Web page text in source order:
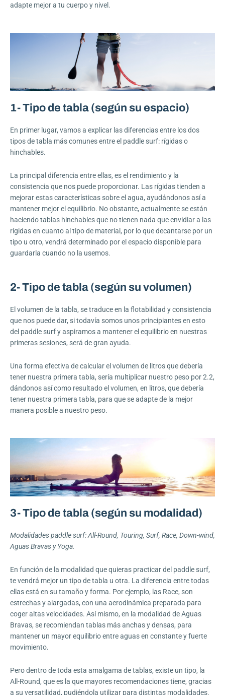
adapte mejor a tu cuerpo y nivel.
1- Tipo de tabla (según su espacio)
En primer lugar, vamos a explicar las diferencias entre los dos
tipos de tabla más comunes entre el paddle surf: rígidas o
hinchables.
La principal diferencia entre ellas, es el rendimiento y la
consistencia que nos puede proporcionar. Las rígidas tienden a
mejorar estas características sobre el agua, ayudándonos así a
mantener mejor el equilibrio. No obstante, actualmente se están
haciendo tablas hinchables que no tienen nada que envidiar a las
rígidas en cuanto al tipo de material, por lo que decantarse por un
tipo u otro, vendrá determinado por el espacio disponible para
guardarla cuando no la usemos.
2- Tipo de tabla (según su volumen)
El volumen de la tabla, se traduce en la flotabilidad y consistencia
que nos puede dar, si todavía somos unos principiantes en esto
del paddle surf y aspiramos a mantener el equilibrio en nuestras
primeras sesiones, será de gran ayuda.
Una forma efectiva de calcular el volumen de litros que debería
tener nuestra primera tabla, sería multiplicar nuestro peso por 2.2,
dándonos así como resultado el volumen, en litros, que debería
tener nuestra primera tabla, para que se adapte de la mejor
manera posible a nuestro peso.
3- Tipo de tabla (según su modalidad)
Modalidades paddle surf:All-Round, Touring, Surf, Race, Down-wind,
Aguas Bravas y Yoga.
En función de la modalidad que quieras practicar del paddle surf,
te vendrá mejor un tipo de tabla u otra. La diferencia entre todas
ellas está en su tamaño y forma. Por ejemplo, las Race, son
estrechas y alargadas, con una aerodinámica preparada para
coger altas velocidades. Así mismo, en la modalidad de Aguas
Bravas, se recomiendan tablas más anchas y densas, para
mantener un mayor equilibrio entre aguas en constante y fuerte
movimiento.
Pero dentro de toda esta amalgama de tablas, existe un tipo, la
All-Round, que es la que mayores recomendaciones tiene, gracias
a su versatilidad, pudiéndola utilizar para distintas modalidades.